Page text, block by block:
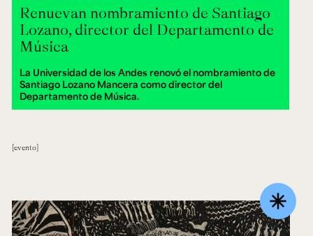
Renuevan nombramiento de Santiago
Lozano, director del Departamento de
Música
La Universidad de los Andes renovó el nombramiento de
Santiago Lozano Mancera como director del
Departamento de Música.
evento
asterisk